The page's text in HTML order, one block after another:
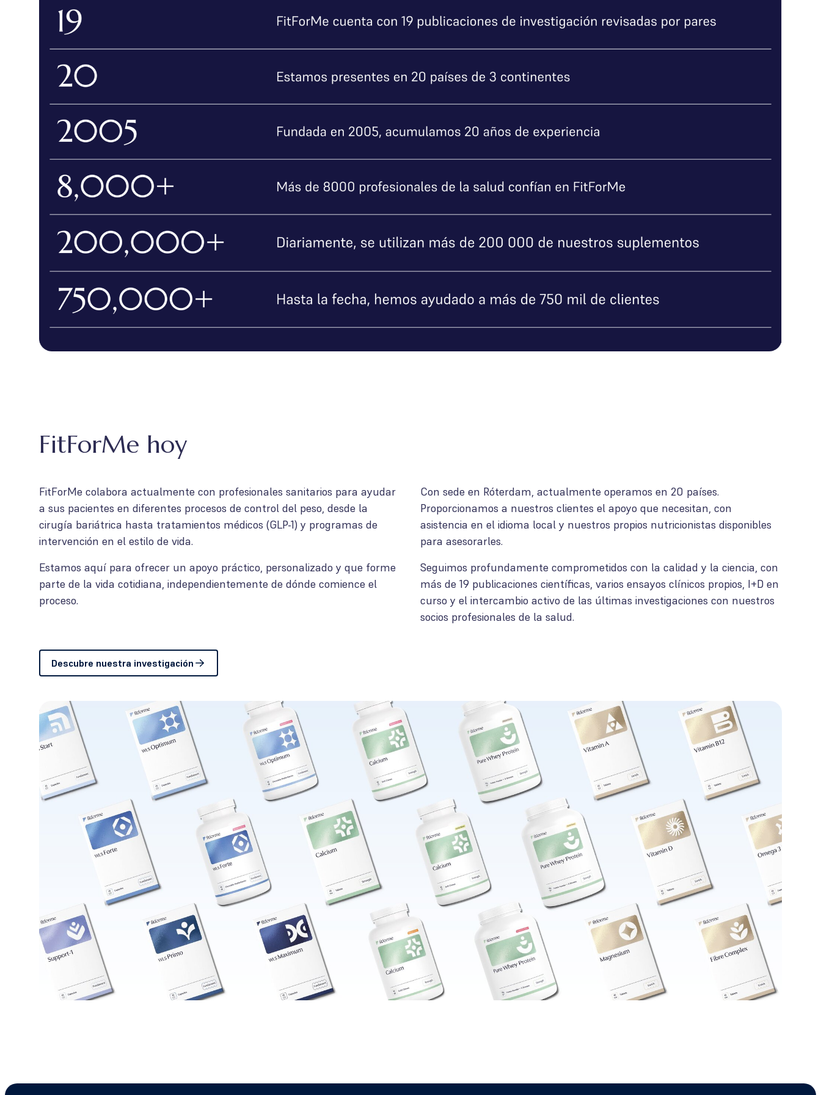
FitForMe hoy
FitForMe colabora actualmente con profesionales sanitarios para ayudar
a sus pacientes en diferentes procesos de control del peso, desde la
cirugía bariátrica hasta tratamientos médicos (GLP-1) y programas de
intervención en el estilo de vida.
Estamos aquí para ofrecer un apoyo práctico, personalizado y que forme
parte de la vida cotidiana, independientemente de dónde comience el
proceso.
Con sede en Róterdam, actualmente operamos en 20 países.
Proporcionamos a nuestros clientes el apoyo que necesitan, con
asistencia en el idioma local y nuestros propios nutricionistas disponibles
para asesorarles.
Seguimos profundamente comprometidos con la calidad y la ciencia, con
más de 19 publicaciones científicas, varios ensayos clínicos propios, I+D en
curso y el intercambio activo de las últimas investigaciones con nuestros
socios profesionales de la salud.
Descubre nuestra investigación